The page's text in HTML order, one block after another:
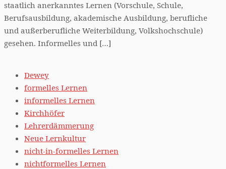
staatlich anerkanntes Lernen (Vorschule, Schule,
Berufsausbildung, akademische Ausbildung, berufliche
und außerberufliche Weiterbildung, Volkshochschule)
gesehen. Informelles und […]
Dewey
formelles Lernen
informelles Lernen
Kirchhöfer
Lehrerdämmerung
Neue Lernkultur
nicht-in-formelles Lernen
nichtformelles Lernen